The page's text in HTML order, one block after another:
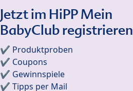
Jetzt im HiPP Mein
BabyClub registrieren
✔️ Produktproben
✔️ Coupons
✔️ Gewinnspiele
✔️ Tipps per Mail